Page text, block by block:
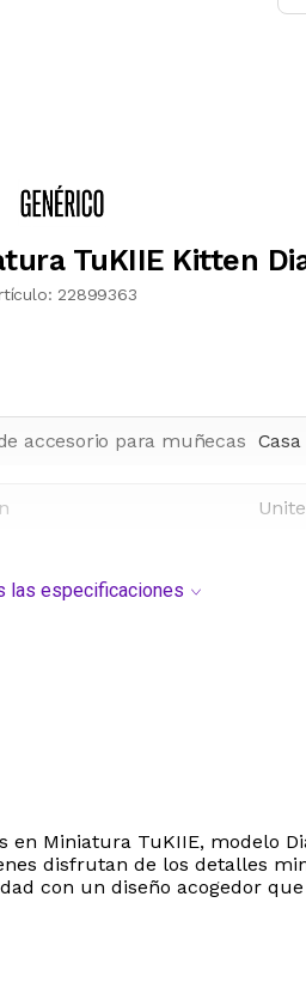
TuKIIE Kitten
22899363
accesorio para muñecas Casa
las especificaciones
Miniatura TuKIIE, modelo
disfrutan de los detalles
con un diseño acogedor